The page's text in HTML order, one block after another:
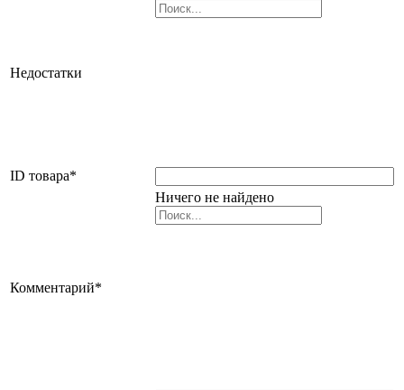
Недостатки
ID товара*
Комментарий*
Ничего не найдено